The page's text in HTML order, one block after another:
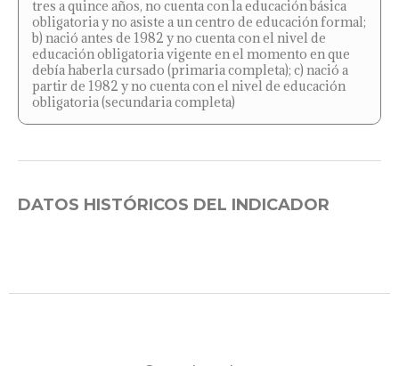
tres a quince años, no cuenta con la educación básica
obligatoria y no asiste a un centro de educación formal;
b) nació antes de 1982 y no cuenta con el nivel de
educación obligatoria vigente en el momento en que
debía haberla cursado (primaria completa); c) nació a
partir de 1982 y no cuenta con el nivel de educación
obligatoria (secundaria completa)
DATOS HISTÓRICOS DEL INDICADOR